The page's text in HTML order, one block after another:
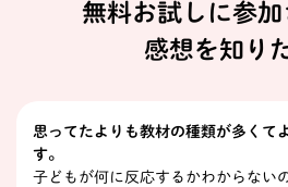
無料お試しに参
感想を知り
思ってたよりも教材の種類が多くて
す。
子どもが何に反応するかわからない